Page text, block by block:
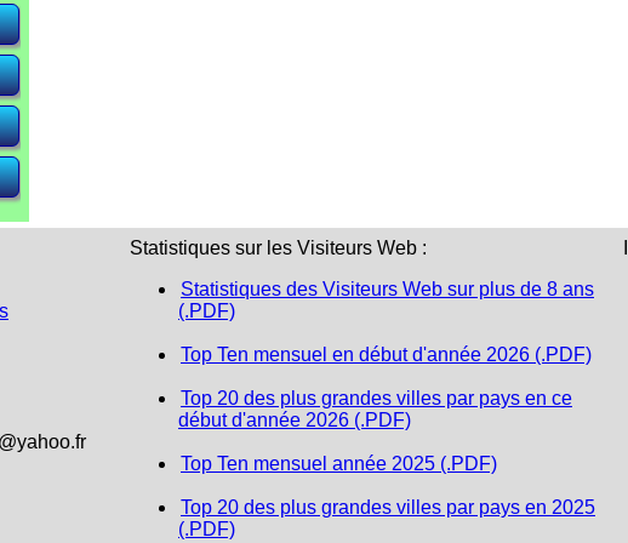
Statistiques sur les Visiteurs Web :
Statistiques des Visiteurs Web sur plus de 8 ans
(.PDF)
Top Ten mensuel en début d'année 2026 (.PDF)
Top 20 des plus grandes villes par pays en ce
début d'année 2026 (.PDF)
Top Ten mensuel année 2025 (.PDF)
Top 20 des plus grandes villes par pays en 2025
(.PDF)